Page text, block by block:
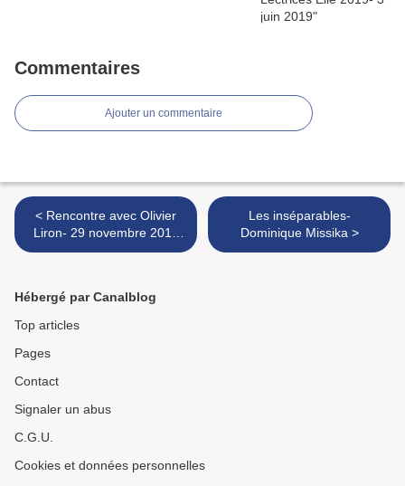
Commentaires
Ajouter un commentaire
< Rencontre avec Olivier
Liron- 29 novembre 2018
Librairie Doucet
Les inséparables-
Dominique Missika >
Hébergé par Canalblog
Top articles
Pages
Contact
Signaler un abus
C.G.U.
Cookies et données personnelles